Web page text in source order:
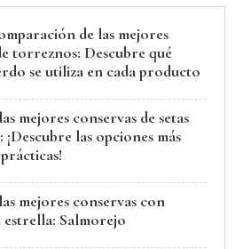
de las mejores
torreznos: Descubre qué
se utiliza en cada producto
mejores conservas de setas
¡Descubre las opciones más
mejores conservas con
Salmorejo